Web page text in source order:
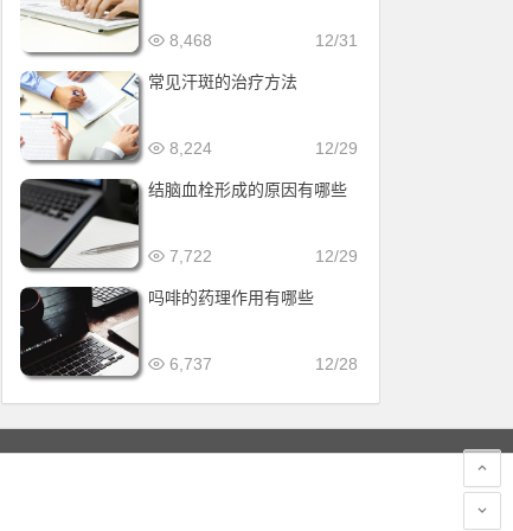
12/31
8,468
常见汗斑的治疗方法
12/29
8,224
结脑血栓形成的原因有哪些
12/29
7,722
吗啡的药理作用有哪些
12/28
6,737